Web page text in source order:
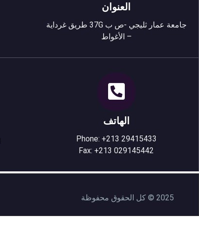
العنوان
جامعة عمار ثليجي -ص ب 37G طريق غرداية
– الأغواط
الهاتف
Phone: +213 29415433
Fax: +213 029145442
2025 © كل الحقوق محفوظة